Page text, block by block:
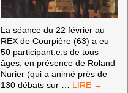
La séance du 22 février au
REX de Courpière (63) a eu
50 participant.e.s de tous
âges, en présence de Roland
Nurier (qui a animé près de
130 débats sur … LE